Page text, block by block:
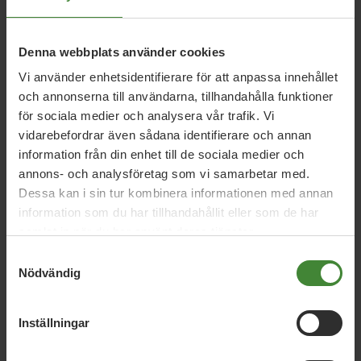
Denna webbplats använder cookies
Vi använder enhetsidentifierare för att anpassa innehållet
och annonserna till användarna, tillhandahålla funktioner
för sociala medier och analysera vår trafik. Vi
vidarebefordrar även sådana identifierare och annan
information från din enhet till de sociala medier och
annons- och analysföretag som vi samarbetar med.
Dessa kan i sin tur kombinera informationen med annan
information som du har tillhandahållit eller som de har
Nödvändig
Inställningar
26 juni 2026
Daniel Helldéns Almedalstal
18 maj 2026
MP presenterar industripaket för hållbar
konkurrenskraft
MP: Sverige vinner på grön politik –